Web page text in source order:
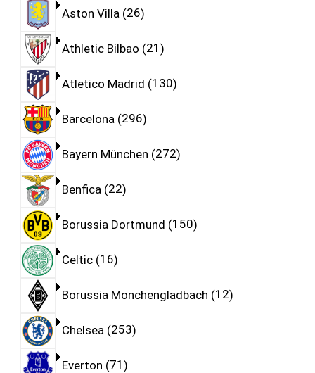
Aston Villa 26
Athletic Bilbao 21
Atletico Madrid 130
Barcelona 296
Bayern München 272
Benfica 22
Borussia Dortmund 150
Celtic 16
Borussia Monchengladbach 12
Chelsea 253
Everton 71